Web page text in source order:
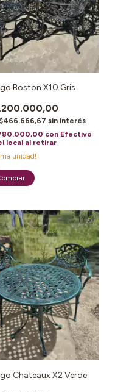
Boston X10 Gris
$466.666,67 sin interés
con Efectivo
local al retirar
unidad!
1/5
Chateaux X2 Verde